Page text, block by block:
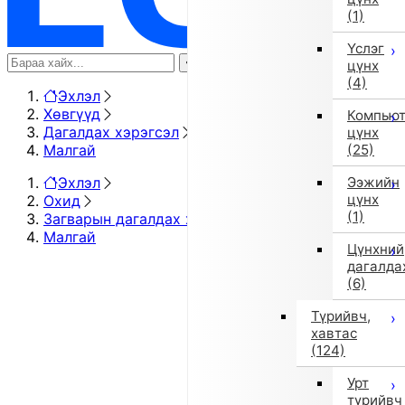
(1)
Үслэг
цүнх
(4)
цүнх
(25)
Ээжийн
цүнх
(1)
Цүнхний
(6)
Түрийвч,
хавтас
(124)
Урт
түрийвч
Эхлэл
Хөвгүүд
Дагалдах хэрэгсэл
Малгай
Эхлэл
Охид
Загварын дагалдах хэрэгсэл
Малгай